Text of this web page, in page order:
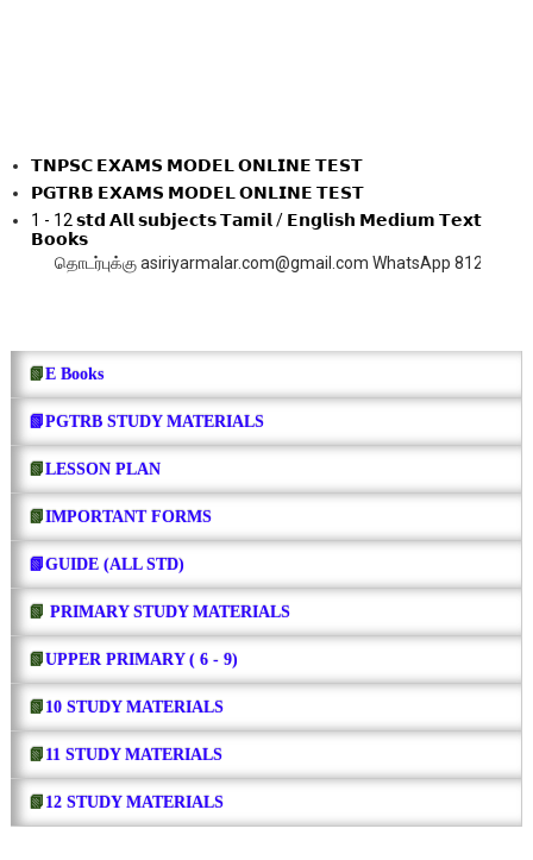
𝗧𝗡𝗣𝗦𝗖 𝗘𝗫𝗔𝗠𝗦 𝗠𝗢𝗗𝗘𝗟 𝗢𝗡𝗟𝗜𝗡𝗘 𝗧𝗘𝗦𝗧
𝗣𝗚𝗧𝗥𝗕 𝗘𝗫𝗔𝗠𝗦 𝗠𝗢𝗗𝗘𝗟 𝗢𝗡𝗟𝗜𝗡𝗘 𝗧𝗘𝗦𝗧
1 - 12 𝘀𝘁𝗱 𝗔𝗹𝗹 𝘀𝘂𝗯𝗷𝗲𝗰𝘁𝘀 𝗧𝗮𝗺𝗶𝗹 / 𝗘𝗻𝗴𝗹𝗶𝘀𝗵 𝗠𝗲𝗱𝗶𝘂𝗺 𝗧𝗲𝘅𝘁
𝗕𝗼𝗼𝗸𝘀
asiriyarmalar.com@gmail.com WhatsApp 8124252459
📗E Books
📗PGTRB STUDY MATERIALS
📗LESSON PLAN
📗IMPORTANT FORMS
📗GUIDE (ALL STD)
📗 PRIMARY STUDY MATERIALS
📗UPPER PRIMARY ( 6 - 9)
📗 10 STUDY MATERIALS
📗 11 STUDY MATERIALS
📗 12 STUDY MATERIALS